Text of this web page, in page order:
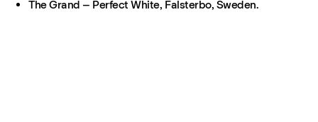
The Grand – Perfect White, Falsterbo, Sweden.